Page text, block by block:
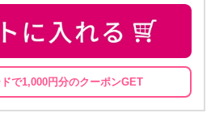
で1,000円分のクーポンGET